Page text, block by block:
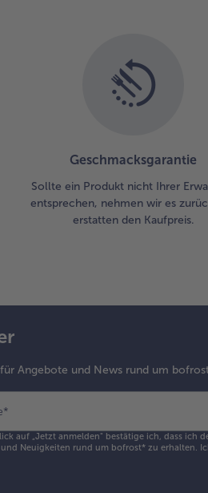
Geschmacksgarantie
Sollte ein Produkt nicht Ihrer
entsprechen, nehmen wir es
erstatten den Kaufpreis.
Angebote und News rund um
*
auf „Jetzt anmelden" bestätige ich, dass ich
Neuigkeiten rund um bofrost* zu erhalten.